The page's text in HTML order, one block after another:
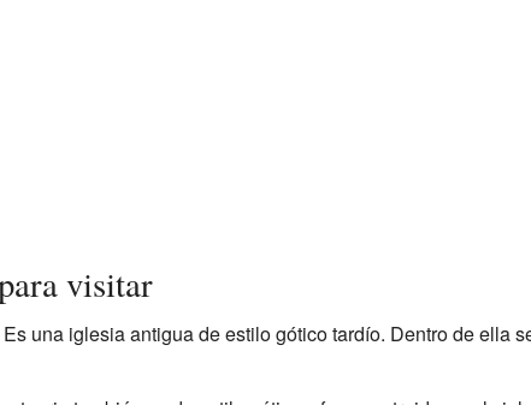
visitar
Es una iglesia antigua de estilo gótico tardío. Dentro de ella